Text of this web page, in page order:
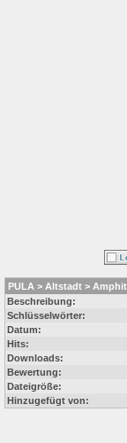
PULA > Altstadt >
Beschreibung:
Schlüsselwörter:
Datum:
Hits:
Downloads:
Bewertung:
Dateigröße:
Hinzugefügt von: